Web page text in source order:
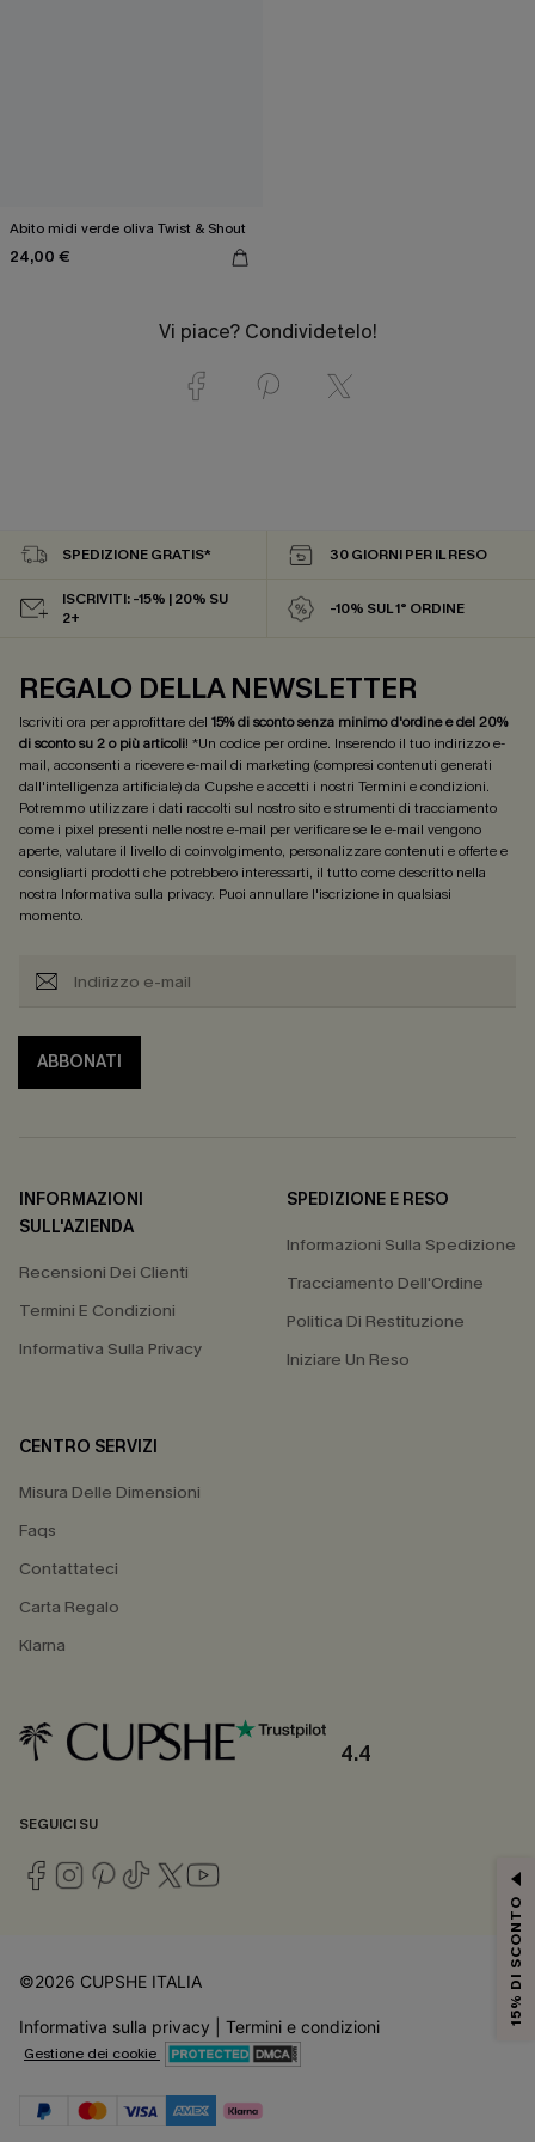
Abito midi verde oliva Twist & Shout
24,00 €
Vi piace? Condividetelo!
SPEDIZIONE GRATIS* 30 GIORNI PER IL RESO
ISCRIVITI: -15% | 20% SU
2+
-10% SUL 1° ORDINE
REGALO DELLA NEWSLETTER
Iscriviti ora per approfittare del 15% di sconto senza minimo d'ordine e del 20%
di sconto su 2 o più articoli! *Un codice per ordine. Inserendo il tuo indirizzo e-
mail, acconsenti a ricevere e-mail di marketing (compresi contenuti generati
dall'intelligenza artificiale) da Cupshe e accetti i nostri Termini e condizioni.
Potremmo utilizzare i dati raccolti sul nostro sito e strumenti di tracciamento
come i pixel presenti nelle nostre e-mail per verificare se le e-mail vengono
aperte, valutare il livello di coinvolgimento, personalizzare contenuti e offerte e
consigliarti prodotti che potrebbero interessarti, il tutto come descritto nella
nostra Informativa sulla privacy. Puoi annullare l'iscrizione in qualsiasi
momento.
ABBONATI
INFORMAZIONI
SULL'AZIENDA
Recensioni Dei Clienti
Termini E Condizioni
Informativa Sulla Privacy
SPEDIZIONE E RESO
Informazioni Sulla Spedizione
Tracciamento Dell'Ordine
Politica Di Restituzione
Iniziare Un Reso
CENTRO SERVIZI
Misura Delle Dimensioni
Faqs
Contattateci
Carta Regalo
Klarna
4.4
SEGUICI SU
©2026 CUPSHE ITALIA
Informativa sulla privacy Termini e condizioni
Gestione dei cookie
15% DI SCONTO